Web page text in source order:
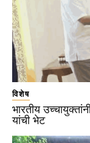
विशेष
भारतीय
यांची भेट